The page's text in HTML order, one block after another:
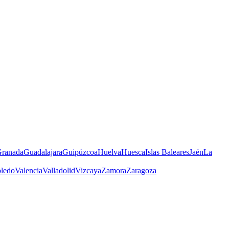
GuadalajaraGuipúzcoaHuelvaHuescaIslas BalearesJaénLa
ValenciaValladolidVizcayaZamoraZaragoza